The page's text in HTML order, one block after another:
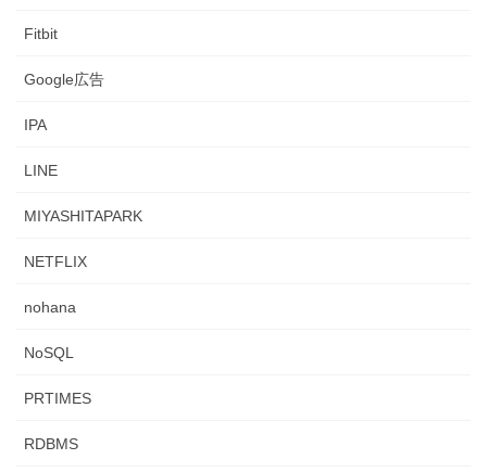
Fitbit
Google広告
IPA
LINE
MIYASHITAPARK
NETFLIX
nohana
NoSQL
PRTIMES
RDBMS